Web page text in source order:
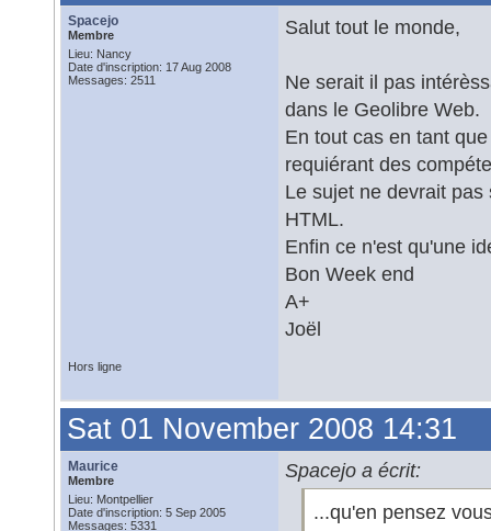
Spacejo
Membre
Lieu: Nancy
Date d'inscription: 17 Aug 2008
Messages: 2511
Salut tout le monde,
Ne serait il pas
dans le Geolibre Web.
En tout cas en tant
requiérant des
Le sujet ne devrait
HTML.
Enfin ce n'est qu'une
Bon Week end
A+
Joël
Hors ligne
Sat 01 November 2008 14:31
Maurice
Membre
Lieu: Montpellier
Date d'inscription: 5 Sep 2005
Messages: 5331
Spacejo a écrit:
...qu'en pensez